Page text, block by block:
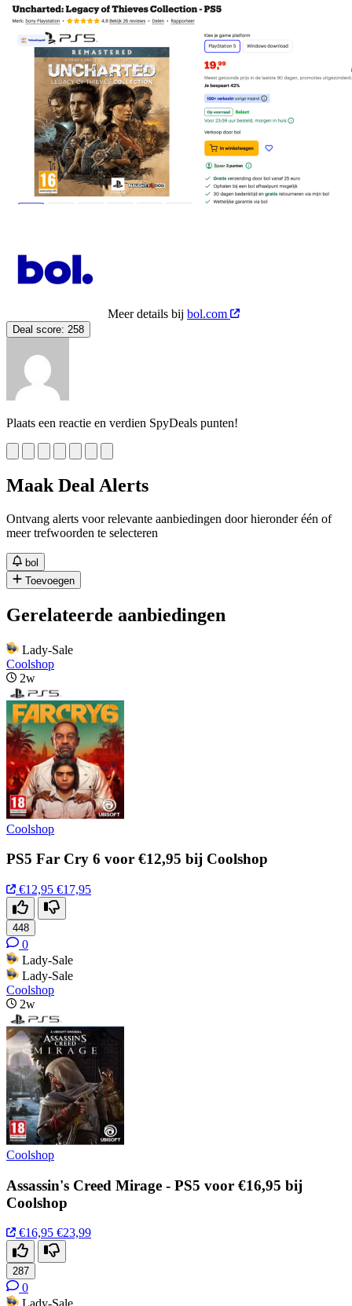
Meer details bij bol.com
Deal score: 258
Plaats een reactie en verdien SpyDeals punten!
Maak Deal Alerts
Ontvang alerts voor relevante aanbiedingen door hieronder één of
meer trefwoorden te selecteren
bol
Toevoegen
Gerelateerde aanbiedingen
Lady-Sale
Coolshop
2w
Coolshop
PS5 Far Cry 6 voor €12,95 bij Coolshop
€12,95 €17,95
448
0
Lady-Sale
Lady-Sale
Coolshop
2w
Coolshop
Assassin's Creed Mirage - PS5 voor €16,95 bij
Coolshop
€16,95 €23,99
287
0